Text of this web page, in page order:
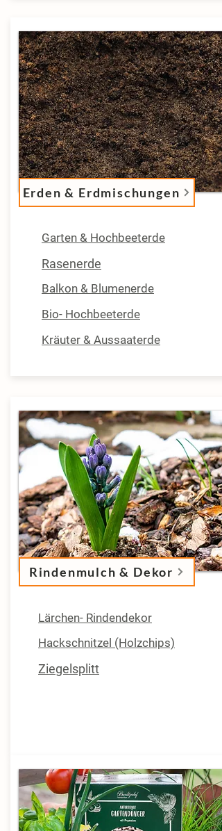
Erden & Erdmischungen
Rindenmulch & Dekor
Garten & Hochbeeterde
Rasenerde
Balkon & Blumenerde
Lärchen- Rindendekor
Hackschnitzel (Holzchips)
Ziegelsplitt
Bio- Hochbeeterde
Kräuter & Aussaaterde